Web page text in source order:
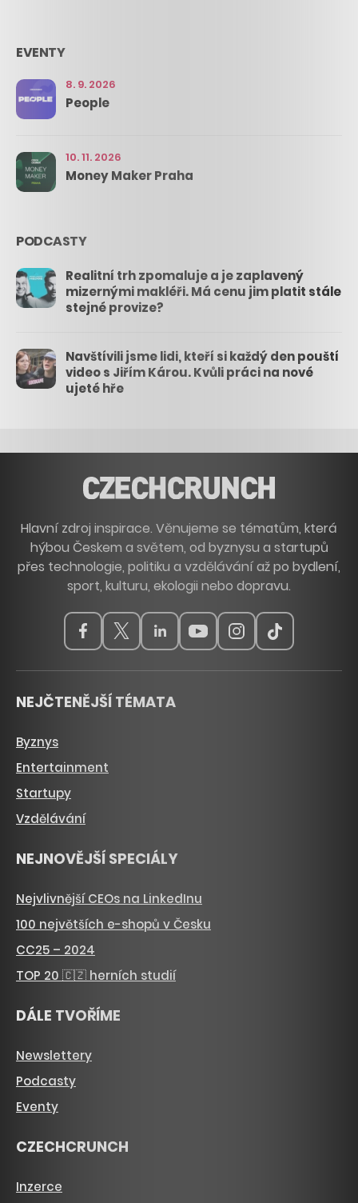
EVENTY
8. 9. 2026
People
10. 11. 2026
Money Maker Praha
PODCASTY
Realitní trh zpomaluje a je zaplavený
mizernými makléři. Má cenu jim platit stále
stejné provize?
Navštívili jsme lidi, kteří si každý den pouští
video s Jiřím Károu. Kvůli práci na nové
ujeté hře
Hlavní zdroj inspirace. Věnujeme se tématům, která
hýbou Českem a světem, od byznysu a startupů
přes technologie, politiku a vzdělávání až po bydlení,
sport, kulturu, ekologii nebo dopravu.
NEJČTENĚJŠÍ TÉMATA
Byznys
Entertainment
Startupy
Vzdělávání
NEJNOVĚJŠÍ SPECIÁLY
Nejvlivnější CEOs na LinkedInu
100 největších e-shopů v Česku
CC25 – 2024
TOP 20 🇨🇿 herních studií
DÁLE TVOŘÍME
Newslettery
Podcasty
Eventy
CZECHCRUNCH
Inzerce